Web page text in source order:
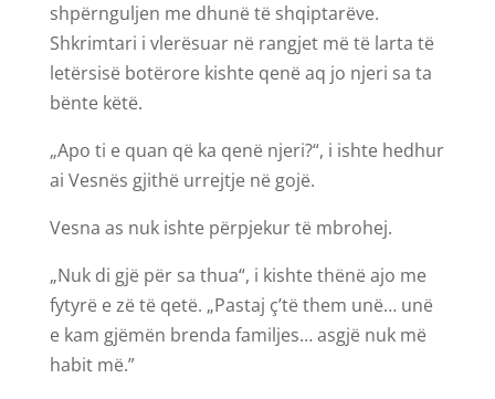
shpërnguljen me dhunë të shqiptarëve.
Shkrimtari i vlerësuar në rangjet më të larta të
letërsisë botërore kishte qenë aq jo njeri sa ta
bënte këtë.
„Apo ti e quan që ka qenë njeri?“, i ishte hedhur
ai Vesnës gjithë urrejtje në gojë.
Vesna as nuk ishte përpjekur të mbrohej.
„Nuk di gjë për sa thua“, i kishte thënë ajo me
fytyrë e zë të qetë. „Pastaj ç’të them unë… unë
e kam gjëmën brenda familjes… asgjë nuk më
habit më.”